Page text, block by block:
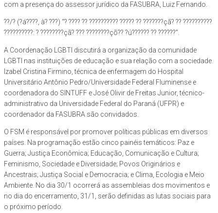
com a presença do assessor jurídico da FASUBRA, Luiz Fernando.
??/? (?á????, à? ???) “? ???? ?? ?????????? ????? ?? ???????çã? ?? ??????????
??????????: ? ????????çã? ??? ????????çõ?? ?ú?????? ?? ??????”.
A Coordenação LGBTI discutirá a organização da comunidade
LGBTI nas instituições de educação e sua relação com a sociedade.
Izabel Cristina Firmino, técnica de enfermagem do Hospital
Universitário Antônio Pedro/Universidade Federal Fluminense e
coordenadora do SINTUFF e José Olivir de Freitas Junior, técnico-
administrativo da Universidade Federal do Paraná (UFPR) e
coordenador da FASUBRA são convidados.
O FSM é responsável por promover políticas públicas em diversos
países. Na programação estão cinco painéis temáticos: Paz e
Guerra; Justiça Econômica; Educação, Comunicação e Cultura;
Feminismo, Sociedade e Diversidade; Povos Originários e
Ancestrais; Justiça Social e Democracia; e Clima, Ecologia e Meio
Ambiente. No dia 30/1 ocorrerá as assembleias dos movimentos e
no dia do encerramento, 31/1, serão definidas as lutas sociais para
o próximo período.